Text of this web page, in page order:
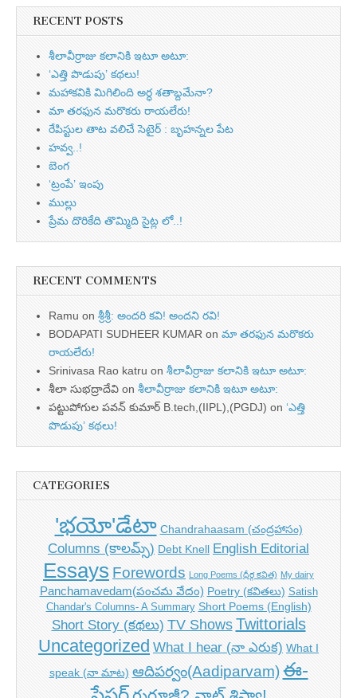
RECENT POSTS
శీలావీర్రాజు కలానికి ఇటూ అటూ:
‘ఎత్తి పొడుపు’ కథలు!
మహాకవికి మిగిలింది అర్ధ శతాబ్దమేనా?
మా తరఫున మరొకరు రాయలేరు!
రేపిస్టుల తాట వలిచే సెటైర్ : బృహన్నల పేట
హవ్వ..!
బెంగ
‘ట్రంపే’ ఇంపు
ముల్లు
ప్రేమ దొరికేది తొమ్మిది సైట్ల లో..!
RECENT COMMENTS
Ramu on శ్రీశ్రీ: అందరి కవి! అందని రవి!
BODAPATI SUDHEER KUMAR on మా తరఫున మరొకరు
రాయలేరు!
Srinivasa Rao katru on శీలావీర్రాజు కలానికి ఇటూ అటూ:
శీలా సుభద్రాదేవి on శీలావీర్రాజు కలానికి ఇటూ అటూ:
పట్టుపోగుల పవన్ కుమార్ B.tech,(IIPL),(PGDJ) on ‘ఎత్తి
పొడుపు’ కథలు!
CATEGORIES
'భయో'డేటా Chandrahaasam (చంద్రహాసం)
Columns (కాలమ్స్) Debt Knell English Editorial
Essays Forewords Long Poems (ధీర్గ కవిత) My dairy
Panchamavedam(పంచమ వేదం) Poetry (కవితలు) Satish
Chandar's Columns- A Summary Short Poems (English)
Short Story (కథలు) TV Shows Twittorials
Uncategorized What I hear (నా ఎరుక) What I
speak (నా మాట) ఆదిపర్వం(Aadiparvam) ఈ-